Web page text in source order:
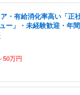
・有給消化率高い「正
ー」・未経験歓迎・年
50万円